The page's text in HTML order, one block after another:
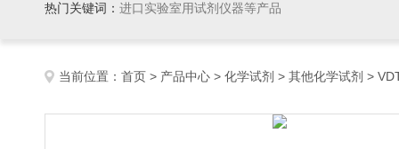
热门关键词： 进口实验室用试剂仪器等产品
当前位置： 首页 > 产品中心 > 化学试剂 > 其他化学试剂 >